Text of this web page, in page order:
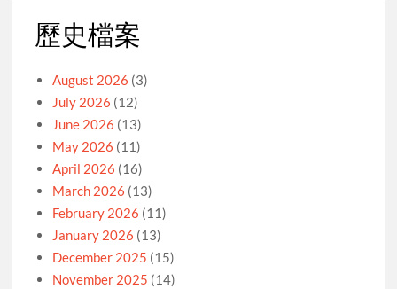
歷史檔案
August 2026 (3)
July 2026 (12)
June 2026 (13)
May 2026 (11)
April 2026 (16)
March 2026 (13)
February 2026 (11)
January 2026 (13)
December 2025 (15)
November 2025 (14)